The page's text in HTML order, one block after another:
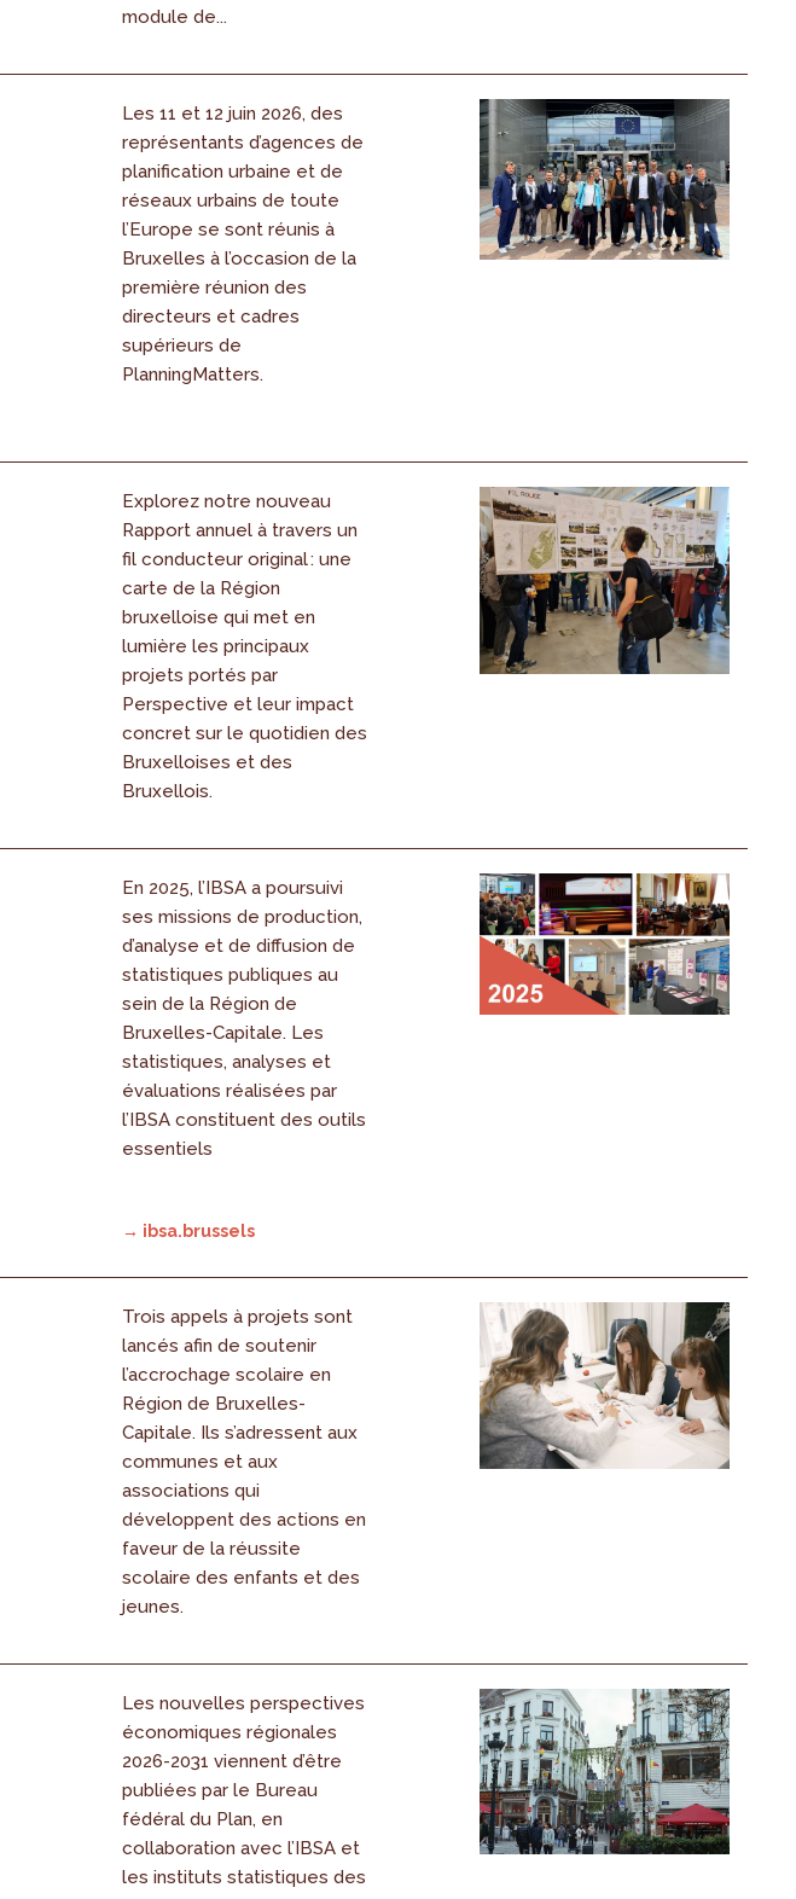
module de...
Les 11 et 12 juin 2026, des
représentants d’agences de
planification urbaine et de
réseaux urbains de toute
l’Europe se sont réunis à
Bruxelles à l’occasion de la
première réunion des
directeurs et cadres
supérieurs de
PlanningMatters.
Explorez notre nouveau
Rapport annuel à travers un
fil conducteur original : une
carte de la Région
bruxelloise qui met en
lumière les principaux
projets portés par
Perspective et leur impact
concret sur le quotidien des
Bruxelloises et des
Bruxellois.
En 2025, l’IBSA a poursuivi
ses missions de production,
d’analyse et de diffusion de
statistiques publiques au
sein de la Région de
Bruxelles-Capitale. Les
statistiques, analyses et
évaluations réalisées par
l’IBSA constituent des outils
essentiels
→ ibsa.brussels
Trois appels à projets sont
lancés afin de soutenir
l’accrochage scolaire en
Région de Bruxelles-
Capitale. Ils s’adressent aux
communes et aux
associations qui
développent des actions en
faveur de la réussite
scolaire des enfants et des
jeunes.
Les nouvelles perspectives
économiques régionales
2026-2031 viennent d’être
publiées par le Bureau
fédéral du Plan, en
collaboration avec l’IBSA et
les instituts statistiques des